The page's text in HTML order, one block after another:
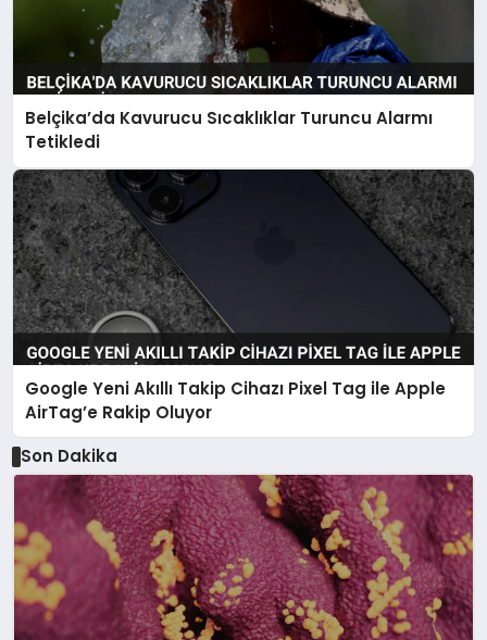
Belçika’da Kavurucu Sıcaklıklar Turuncu Alarmı
Tetikledi
Google Yeni Akıllı Takip Cihazı Pixel Tag ile Apple
AirTag’e Rakip Oluyor
Son Dakika